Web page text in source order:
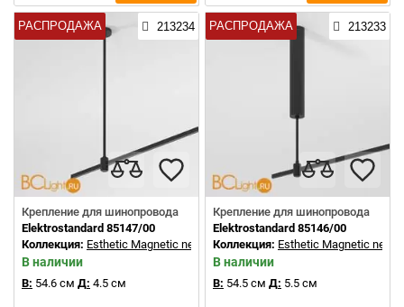
РАСПРОДАЖА 213234
Крепление для шинопровода
Elektrostandard 85147/00
Коллекция: Esthetic Magnetic new
В наличии
В: 54.6 см Д: 4.5 см
РАСПРОДАЖА 213233
Крепление для шинопровода
Elektrostandard 85146/00
Коллекция: Esthetic Magnetic new
В наличии
В: 54.5 см Д: 5.5 см